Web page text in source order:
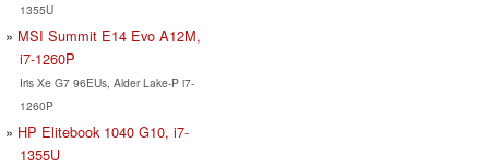
1355U
MSI Summit E14 Evo A12M,
i7-1260P
Iris Xe G7 96EUs, Alder Lake-P i7-
1260P
HP Elitebook 1040 G10, i7-
1355U